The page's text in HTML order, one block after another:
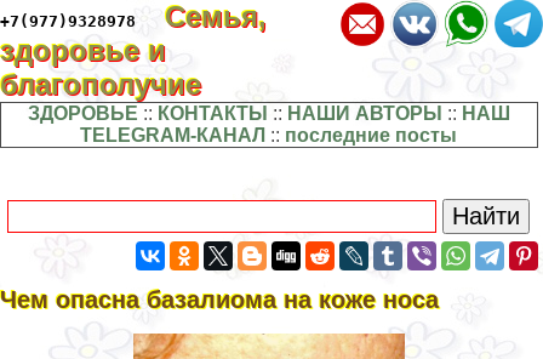
+7(977)9328978
Семья,
здоровье и
благополучие
ЗДОРОВЬЕ :: КОНТАКТЫ :: НАШИ АВТОРЫ :: НАШ
TELEGRAM-КАНАЛ :: последние посты
Чем опасна базалиома на коже носа